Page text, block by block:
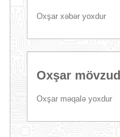
Oxşar xəbər yoxdur
Oxşar
Oxşar məqalə yoxdur